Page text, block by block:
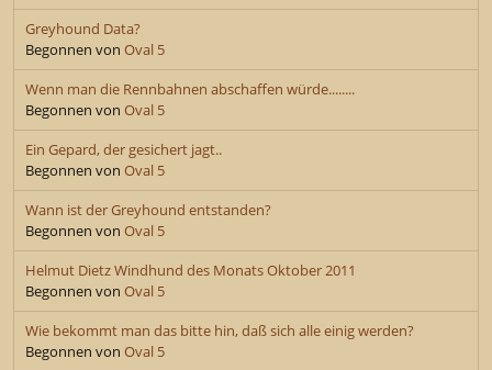
Greyhound Data?
Begonnen von Oval 5
Wenn man die Rennbahnen abschaffen würde........
Begonnen von Oval 5
Ein Gepard, der gesichert jagt..
Begonnen von Oval 5
Wann ist der Greyhound entstanden?
Begonnen von Oval 5
Helmut Dietz Windhund des Monats Oktober 2011
Begonnen von Oval 5
Wie bekommt man das bitte hin, daß sich alle einig werden?
Begonnen von Oval 5